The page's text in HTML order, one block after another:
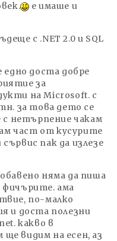
е имаше и
с .NET 2.0 и SQL
едно доста добре
за
на Microsoft. с
за това дето се
с нетърпение чакам
част от кусурите
пак да излезе
няма да пиша
ама
по-малко
и доста полезни
какво в
видим на есен, аз